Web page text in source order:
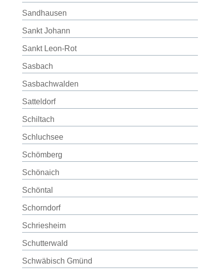
Sandhausen
Sankt Johann
Sankt Leon-Rot
Sasbach
Sasbachwalden
Satteldorf
Schiltach
Schluchsee
Schömberg
Schönaich
Schöntal
Schorndorf
Schriesheim
Schutterwald
Schwäbisch Gmünd